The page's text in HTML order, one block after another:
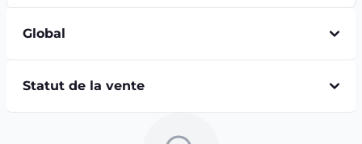
Global
Statut de la vente